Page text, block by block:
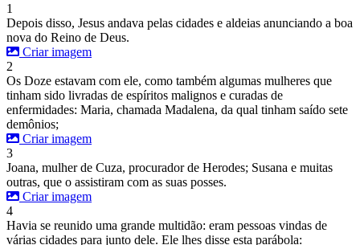
1
Depois disso, Jesus andava pelas cidades e aldeias anunciando a boa
nova do Reino de Deus.
Criar imagem
2
Os Doze estavam com ele, como também algumas mulheres que
tinham sido livradas de espíritos malignos e curadas de
enfermidades: Maria, chamada Madalena, da qual tinham saído sete
demônios;
Criar imagem
3
Joana, mulher de Cuza, procurador de Herodes; Susana e muitas
outras, que o assistiram com as suas posses.
Criar imagem
4
Havia se reunido uma grande multidão: eram pessoas vindas de
várias cidades para junto dele. Ele lhes disse esta parábola: